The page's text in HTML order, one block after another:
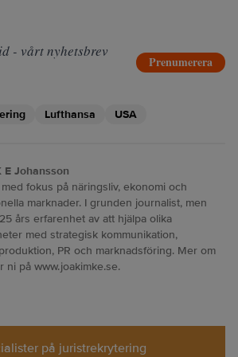
- vårt nyhetsbrev
Prenumerera
Lufthansa USA
E Johansson
fokus på näringsliv, ekonomi och
marknader. I grunden journalist, men
års erfarenhet av att hjälpa olika
med strategisk kommunikation,
PR och marknadsföring. Mer om
ni på www.joakimke.se.
på juristrekrytering